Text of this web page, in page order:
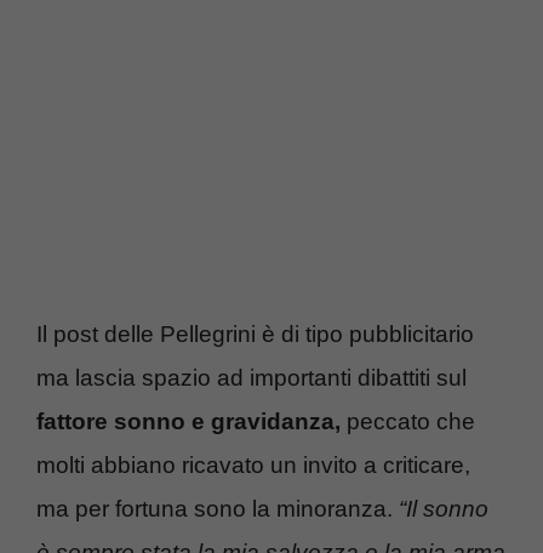
Il post delle Pellegrini è di tipo pubblicitario
ma lascia spazio ad importanti dibattiti sul
fattore sonno e gravidanza, peccato che
molti abbiano ricavato un invito a criticare,
ma per fortuna sono la minoranza. “Il sonno